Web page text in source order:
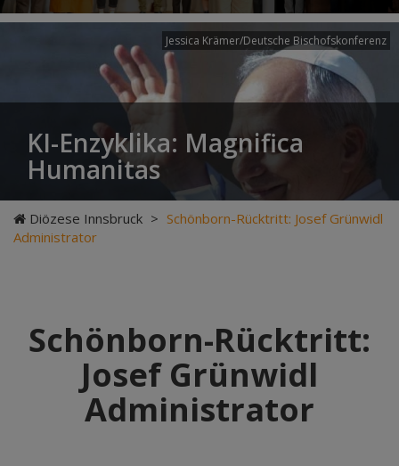
Jessica Krämer/Deutsche Bischofskonferenz
KI-Enzyklika: Magnifica
Humanitas
Diözese Innsbruck > Schönborn-Rücktritt: Josef Grünwidl
Administrator
Schönborn-Rücktritt:
Josef Grünwidl
Administrator